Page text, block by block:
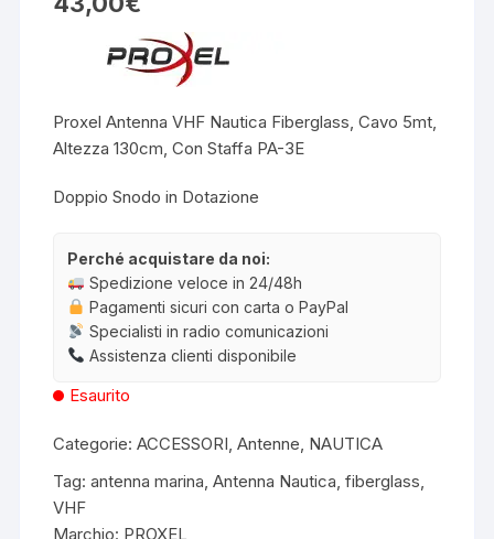
Proxel Antenna VHF Nautica Fiberglass, Cavo 5mt,
Altezza 130cm, Con Staffa PA-3E
Doppio Snodo in Dotazione
Perché acquistare da noi:
Spedizione veloce in 24/48h
Pagamenti sicuri con carta o PayPal
Specialisti in radio comunicazioni
Assistenza clienti disponibile
Esaurito
Categorie:ACCESSORI,Antenne, NAUTICA
Tag:antenna marina,Antenna Nautica,fiberglass,
VHF
Marchio: PROXEL